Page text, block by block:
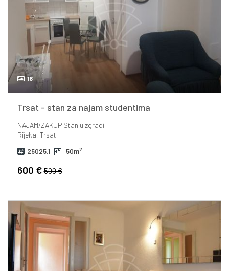
16
Trsat - stan za najam studentima
NAJAM/ZAKUPStan u zgradi
Rijeka, Trsat
25025.1 50m2
600 €500 €